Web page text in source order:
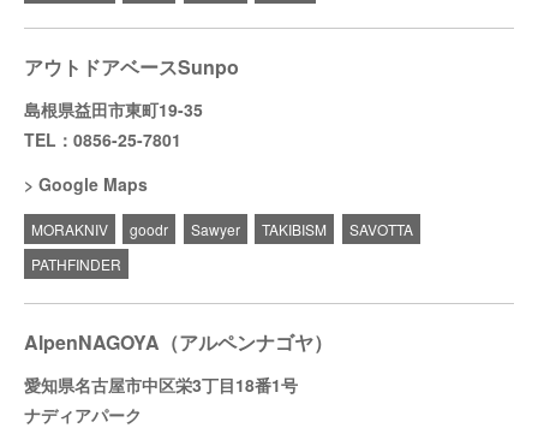
アウトドアベースSunpo
島根県益田市東町19-35
TEL：0856-25-7801
Google Maps
MORAKNIV goodr Sawyer TAKIBISM
SAVOTTA
PATHFINDER
AlpenNAGOYA（アルペンナゴヤ）
愛知県名古屋市中区栄3丁目18番1号
ナディアパーク